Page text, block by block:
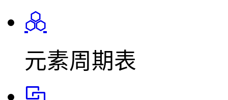
元素周期表